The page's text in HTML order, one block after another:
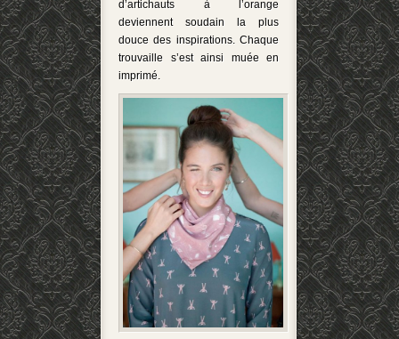
d’artichauts à l’orange
deviennent soudain la plus
douce des inspirations. Chaque
trouvaille s’est ainsi muée en
imprimé.